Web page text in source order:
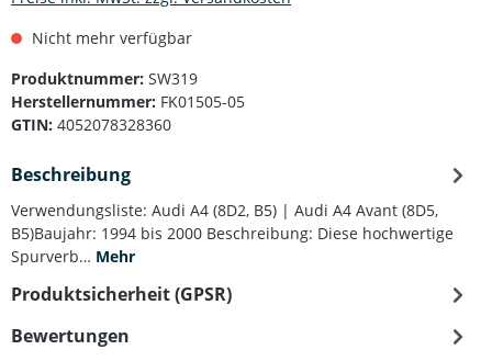
Nicht mehr verfügbar
Produktnummer: SW319
Herstellernummer: FK01505-05
GTIN: 4052078328360
Beschreibung
Verwendungsliste: Audi A4 (8D2, B5) | Audi A4 Avant (8D5,
B5)Baujahr: 1994 bis 2000 Beschreibung: Diese hochwertige
Spurverb… Mehr
Produktsicherheit (GPSR)
Bewertungen